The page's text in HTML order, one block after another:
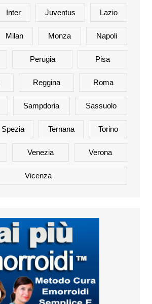
Inter Juventus Lazio
Milan Monza Napoli
Perugia Pisa
Reggina Roma
Sampdoria Sassuolo
Spezia Ternana Torino
Venezia Verona
Vicenza